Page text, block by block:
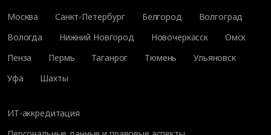
Москва
Санкт-Петербург Белгород
Волгоград
Вологда
Нижний Новгород Новочеркасск
Омск
Пенза
Пермь Таганрог Тюмень
Ульяновск
Уфа
Шахты
ИТ-аккредитация